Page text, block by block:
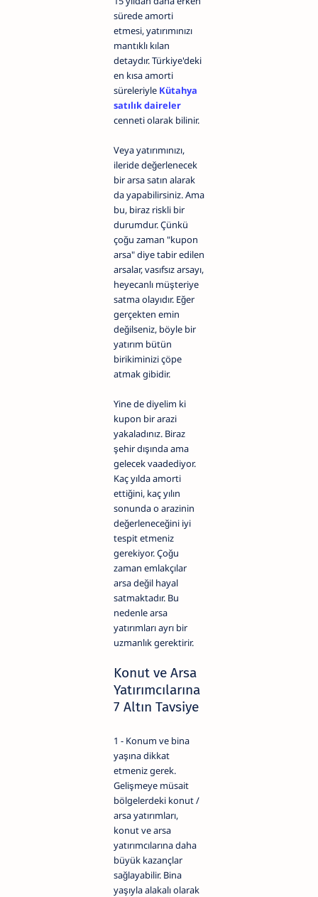
sürede amorti
etmesi, yatırımınızı
mantıklı kılan
detaydır. Türkiye'deki
en kısa amorti
süreleriyle Kütahya
satılık daireler
cenneti olarak bilinir.
Veya yatırımınızı,
ileride değerlenecek
bir arsa satın alarak
da yapabilirsiniz. Ama
bu, biraz riskli bir
durumdur. Çünkü
çoğu zaman "kupon
arsa" diye tabir edilen
arsalar, vasıfsız arsayı,
heyecanlı müşteriye
satma olayıdır. Eğer
gerçekten emin
değilseniz, böyle bir
yatırım bütün
birikiminizi çöpe
atmak gibidir.
Yine de diyelim ki
kupon bir arazi
yakaladınız. Biraz
şehir dışında ama
gelecek vaadediyor.
Kaç yılda amorti
ettiğini, kaç yılın
sonunda o arazinin
değerleneceğini iyi
tespit etmeniz
gerekiyor. Çoğu
zaman emlakçılar
arsa değil hayal
satmaktadır. Bu
nedenle arsa
yatırımları ayrı bir
uzmanlık gerektirir.
Konut ve Arsa
Yatırımcılarına
7 Altın Tavsiye
1 - Konum ve bina
yaşına dikkat
etmeniz gerek.
Gelişmeye müsait
bölgelerdeki konut /
arsa yatırımları,
konut ve arsa
yatırımcılarına daha
büyük kazançlar
sağlayabilir. Bina
yaşıyla alakalı olarak